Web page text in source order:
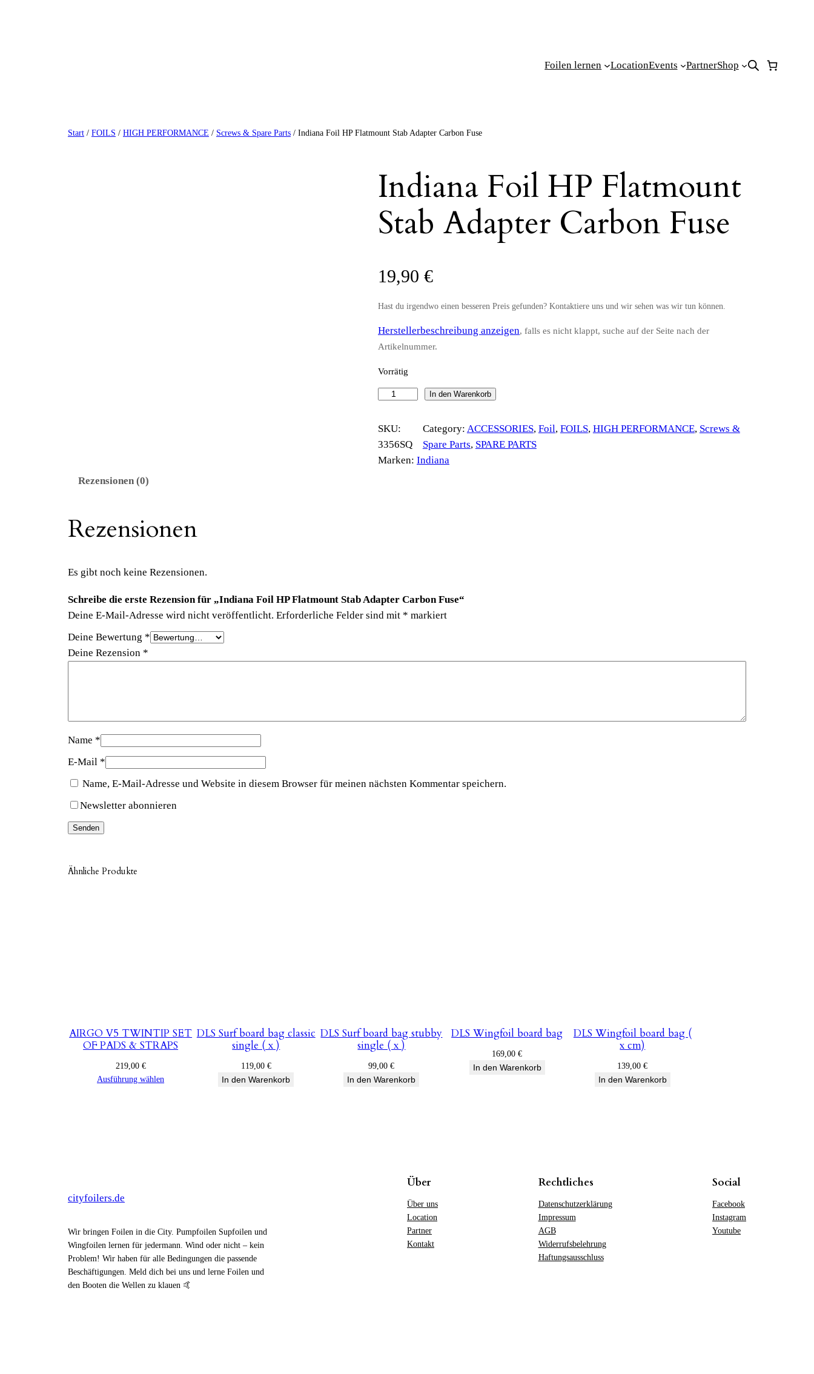
Foilen lernen
LocationEvents PartnerShop
Start / FOILS / HIGH PERFORMANCE / Screws & Spare Parts / Indiana Foil HP Flatmount Stab Adapter Carbon Fuse
Indiana Foil HP Flatmount
Stab Adapter Carbon Fuse
19,90 €
Hast du irgendwo einen besseren Preis gefunden? Kontaktiere uns und wir sehen was wir tun können.
Herstellerbeschreibung anzeigen, falls es nicht klappt, suche auf der Seite nach der
Artikelnummer.
Vorrätig
d
i
a
F
l
m
t
b
s
M
In den Warenkorb
SKU:
3356SQ
Category: ACCESSORIES, Foil, FOILS, HIGH PERFORMANCE, Screws &
Spare Parts, SPARE PARTS
Marken: Indiana
Rezensionen (0)
Rezensionen
Es gibt noch keine Rezensionen.
Schreibe die erste Rezension für „Indiana Foil HP Flatmount Stab Adapter Carbon Fuse“
Deine E-Mail-Adresse wird nicht veröffentlicht. Erforderliche Felder sind mit * markiert
Deine Bewertung *
Deine Rezension *
Name *
E-Mail *
Name, E-Mail-Adresse und Website in diesem Browser für meinen nächsten Kommentar speichern.
Newsletter abonnieren
Ähnliche Produkte
AIRGO V5 TWINTIP SET
OF PADS & STRAPS
219,00 €
Ausführung wählen
DLS Surf board bag classic
single ( x )
119,00 €
In den Warenkorb
DLS Surf board bag stubby
single ( x )
99,00€
In den Warenkorb
DLS Wingfoil board bag
169,00€
In den Warenkorb
DLS Wingfoil board bag (
x cm)
139,00€
In den Warenkorb
cityfoilers.de
Wir bringen Foilen in die City. Pumpfoilen Supfoilen und
Wingfoilen lernen für jedermann. Wind oder nicht – kein
Problem! Wir haben für alle Bedingungen die passende
Beschäftigungen. Meld dich bei uns und lerne Foilen und
den Booten die Wellen zu klauen 🤙
Über
Über uns
Location
Partner
Kontakt
Rechtliches
Datenschutzerklärung
Impressum
AGB
Widerrufsbelehrung
Haftungsausschluss
Social
Facebook
Instagram
Youtube